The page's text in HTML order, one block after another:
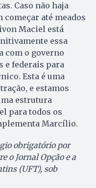
Caso não haja
começar até meados
Maciel está
essa
com o governo
e federais para
Esta é uma
e estamos
estrutura
para todos os
Marcílio.
obrigatório por
o Jornal Opção e a
(UFT), sob